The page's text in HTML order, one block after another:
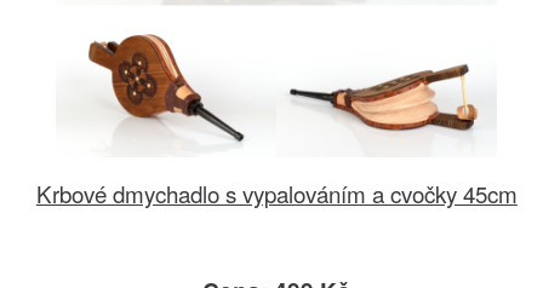
Krbové dmychadlo s vypalováním a cvočky 45cm